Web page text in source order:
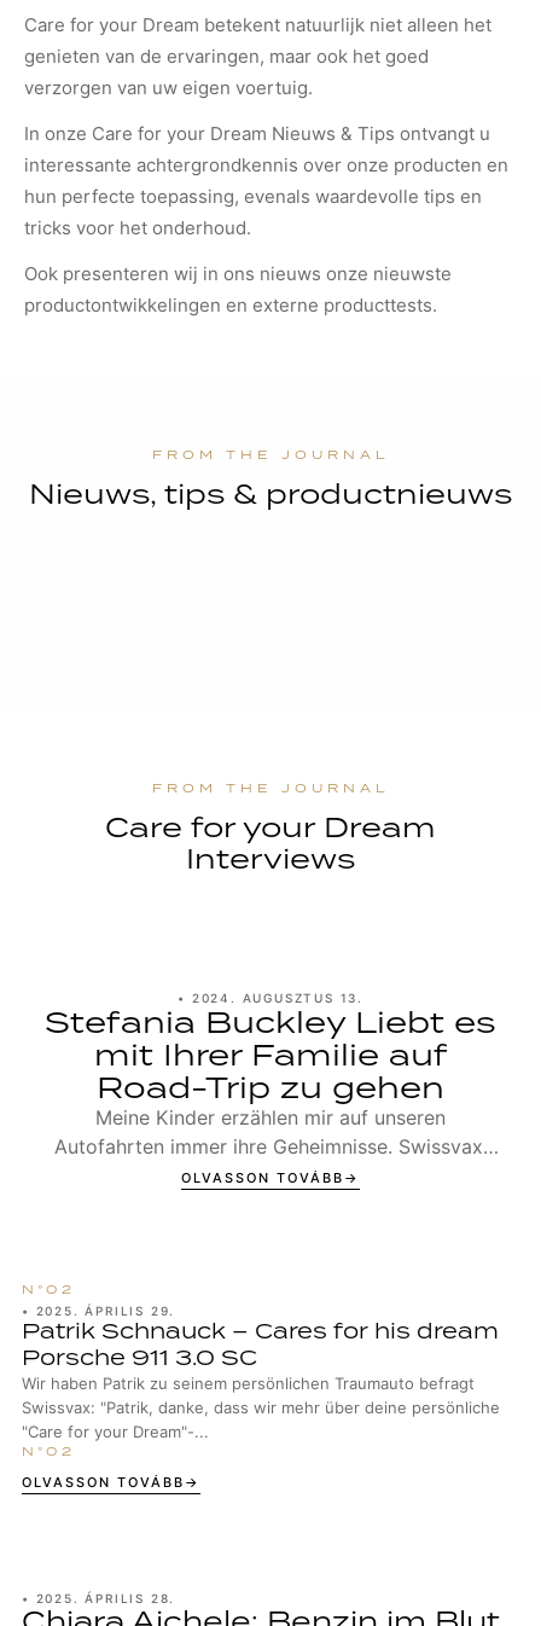
Care for your Dream betekent natuurlijk niet alleen het
genieten van de ervaringen, maar ook het goed
verzorgen van uw eigen voertuig.
In onze Care for your Dream Nieuws & Tips ontvangt u
interessante achtergrondkennis over onze producten en
hun perfecte toepassing, evenals waardevolle tips en
tricks voor het onderhoud.
Ook presenteren wij in ons nieuws onze nieuwste
productontwikkelingen en externe producttests.
Nieuws, tips & productnieuws
Care for your Dream
Interviews
• 2024. AUGUSZTUS 13.
Stefania Buckley Liebt es
mit Ihrer Familie auf
Road-Trip zu gehen
Meine Kinder erzählen mir auf unseren
Autofahrten immer ihre Geheimnisse. Swissvax:
"Stefania, vielen Dank, dass du uns mehr über
OLVASSON TOVÁBB
• 2025. ÁPRILIS 29.
Patrik Schnauck – Cares for his dream
Porsche 911 3.0 SC
Wir haben Patrik zu seinem persönlichen Traumauto befragt
Swissvax: "Patrik, danke, dass wir mehr über deine persönliche
"Care for your Dream"-...
OLVASSON TOVÁBB
• 2025. ÁPRILIS 28.